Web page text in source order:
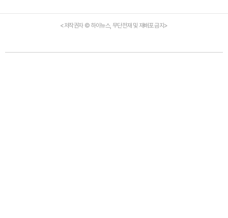
<저작권자 © 하이뉴스, 무단전재 및 재배포 금지>